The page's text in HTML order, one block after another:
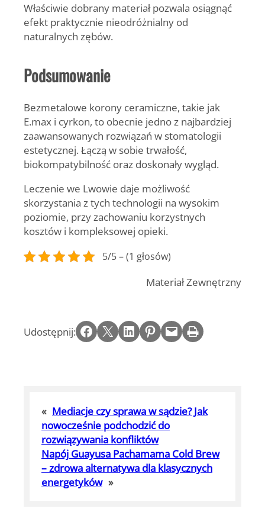
Właściwie dobrany materiał pozwala osiągnąć
efekt praktycznie nieodróżnialny od
naturalnych zębów.
Podsumowanie
Bezmetalowe korony ceramiczne, takie jak
E.max i cyrkon, to obecnie jedno z najbardziej
zaawansowanych rozwiązań w stomatologii
estetycznej. Łączą w sobie trwałość,
biokompatybilność oraz doskonały wygląd.
Leczenie we Lwowie daje możliwość
skorzystania z tych technologii na wysokim
poziomie, przy zachowaniu korzystnych
kosztów i kompleksowej opieki.
5/5 – (1 głosów)
Materiał Zewnętrzny
Udostępnij: Share on Facebook Email this Page Share on LinkedIn Share on Pinterest Email this Page Print this Page
« Mediacje czy sprawa w sądzie? Jak
nowocześnie podchodzić do
rozwiązywania konfliktów
Napój Guayusa Pachamama Cold Brew
– zdrowa alternatywa dla klasycznych
energetyków »